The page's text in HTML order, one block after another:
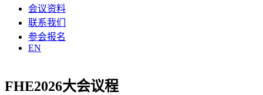
会议资料
联系我们
参会报名
EN
FHE2026大会议程